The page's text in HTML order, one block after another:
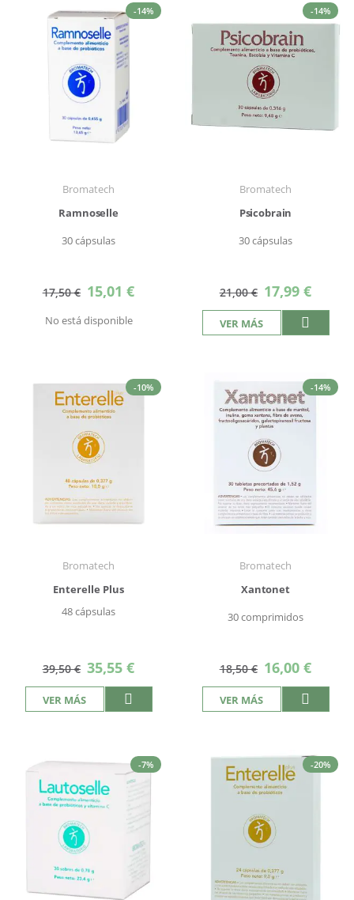
-14%
Bromatech
Ramnoselle
30 cápsulas
17,50 € Precio
especial
15,01 €
No está disponible
-14%
Bromatech
Psicobrain
30 cápsulas
21,00 € Precio
especial
17,99 €
VER MÁS
-10%
Bromatech
Enterelle Plus
48 cápsulas
39,50 € Precio
especial
35,55 €
VER MÁS
-14%
Bromatech
Xantonet
30 comprimidos
18,50 € Precio
especial
16,00 €
VER MÁS
-7% -20%